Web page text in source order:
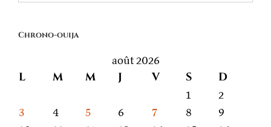
parle
Chrono-ouija
août 2026
L M M J V S D
1
2
3
4 5 6 7 8
9